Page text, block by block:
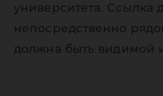
университета. Ссылка
непосредственно
должна быть видимой